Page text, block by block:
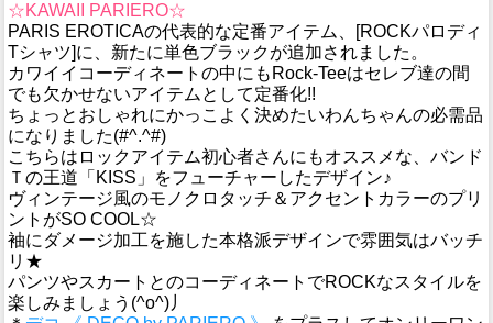
☆KAWAII PARIERO☆
PARIS EROTICAの代表的な定番アイテム、[ROCKパロディ
Tシャツ]に、新たに単色ブラックが追加されました。
カワイイコーディネートの中にもRock-Teeはセレブ達の間
でも欠かせないアイテムとして定番化!!
ちょっとおしゃれにかっこよく決めたいわんちゃんの必需品
になりました(#^.^#)
こちらはロックアイテム初心者さんにもオススメな、バンド
Ｔの王道「KISS」をフューチャーしたデザイン♪
ヴィンテージ風のモノクロタッチ＆アクセントカラーのプリ
ントがSO COOL☆
袖にダメージ加工を施した本格派デザインで雰囲気はバッチ
リ★
パンツやスカートとのコーディネートでROCKなスタイルを
楽しみましょう(^o^)丿